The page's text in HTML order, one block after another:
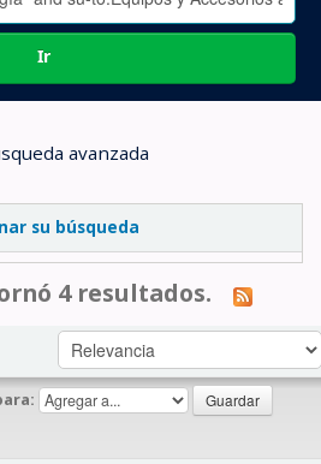
Ir
avanzada
su búsqueda
4 resultados.